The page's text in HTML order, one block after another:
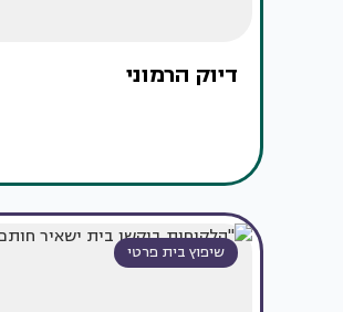
דיוק הרמוני
שיפוץ בית פרטי